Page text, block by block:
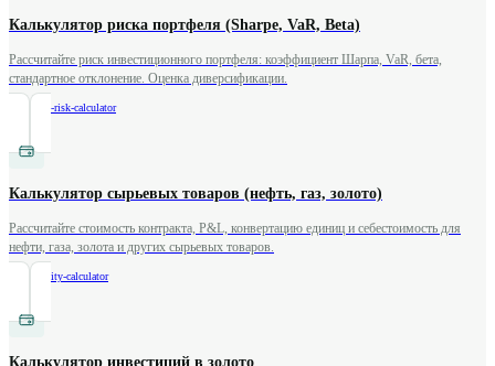
Калькулятор риска портфеля (Sharpe, VaR, Beta)
Рассчитайте риск инвестиционного портфеля: коэффициент Шарпа, VaR, бета,
стандартное отклонение. Оценка диверсификации.
portfolio-risk-calculator
Калькулятор сырьевых товаров (нефть, газ, золото)
Рассчитайте стоимость контракта, P&L, конвертацию единиц и себестоимость для
нефти, газа, золота и других сырьевых товаров.
commodity-calculator
Калькулятор инвестиций в золото